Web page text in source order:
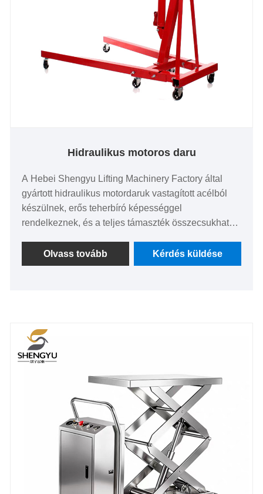
Hidraulikus motoros daru
A Hebei Shengyu Lifting Machinery Factory által
gyártott hidraulikus motordaruk vastagított acélból
készülnek, erős teherbíró képességgel
rendelkeznek, és a teljes támaszték összecsukható,
forgatókönyvben használhatók, alkalmasak kis
helyekre, valamint autómotorok és sebességváltók,
Olvass tovább Kérdés küldése